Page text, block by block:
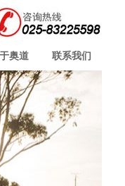
奥道 联系我们